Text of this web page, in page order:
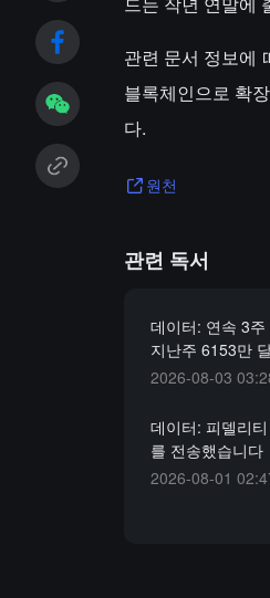
관련 문서 정보에
블록체인으로 확
다.
원천
관련 독서
데이터: 연속 3
지난주 6153만
2026-08-03
데이터: 피델리
를 전송했습니다
2026-08-01